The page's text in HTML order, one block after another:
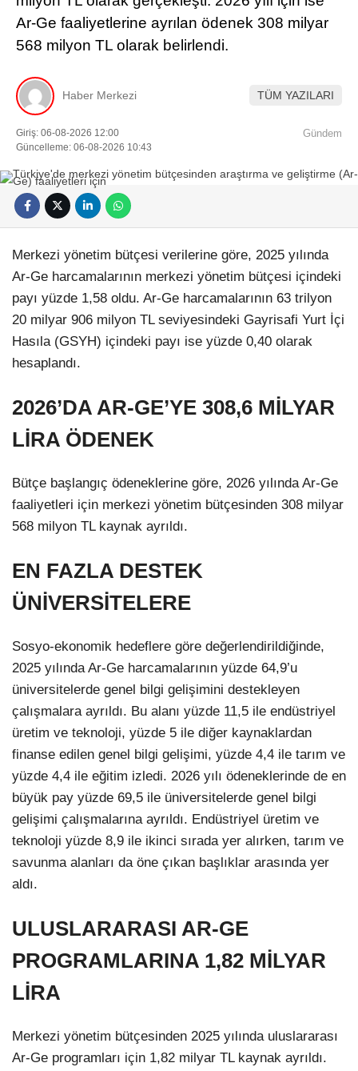
Ar-Ge faaliyetlerine ayrılan ödenek 308 milyar
568 milyon TL olarak belirlendi.
Haber Merkezi TÜM YAZILARI
Giriş: 06-08-2026 12:00
Güncelleme: 06-08-2026 10:43
Gündem
Merkezi yönetim bütçesi verilerine göre, 2025 yılında
Ar-Ge harcamalarının merkezi yönetim bütçesi içindeki
payı yüzde 1,58 oldu. Ar-Ge harcamalarının 63 trilyon
20 milyar 906 milyon TL seviyesindeki Gayrisafi Yurt İçi
Hasıla (GSYH) içindeki payı ise yüzde 0,40 olarak
hesaplandı.
2026’DA AR-GE’YE 308,6 MİLYAR
LİRA ÖDENEK
Bütçe başlangıç ödeneklerine göre, 2026 yılında Ar-Ge
faaliyetleri için merkezi yönetim bütçesinden 308 milyar
568 milyon TL kaynak ayrıldı.
EN FAZLA DESTEK
ÜNİVERSİTELERE
Sosyo-ekonomik hedeflere göre değerlendirildiğinde,
2025 yılında Ar-Ge harcamalarının yüzde 64,9’u
üniversitelerde genel bilgi gelişimini destekleyen
çalışmalara ayrıldı. Bu alanı yüzde 11,5 ile endüstriyel
üretim ve teknoloji, yüzde 5 ile diğer kaynaklardan
finanse edilen genel bilgi gelişimi, yüzde 4,4 ile tarım ve
yüzde 4,4 ile eğitim izledi. 2026 yılı ödeneklerinde de en
büyük pay yüzde 69,5 ile üniversitelerde genel bilgi
gelişimi çalışmalarına ayrıldı. Endüstriyel üretim ve
teknoloji yüzde 8,9 ile ikinci sırada yer alırken, tarım ve
savunma alanları da öne çıkan başlıklar arasında yer
aldı.
ULUSLARARASI AR-GE
PROGRAMLARINA 1,82 MİLYAR
LİRA
Merkezi yönetim bütçesinden 2025 yılında uluslararası
Ar-Ge programları için 1,82 milyar TL kaynak ayrıldı.